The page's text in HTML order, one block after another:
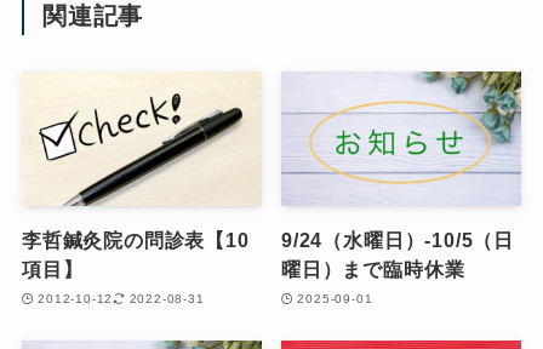
関連記事
李哲鍼灸院の問診表【10
項目】
2012-10-12 2022-08-31
9/24（水曜日）-10/5（日
曜日）まで臨時休業
2025-09-01